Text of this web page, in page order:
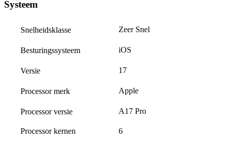
Systeem
Snelheidsklasse Zeer Snel
Besturingssysteem iOS
Versie 17
Processor merk Apple
Processor versie A17 Pro
Processor kernen 6